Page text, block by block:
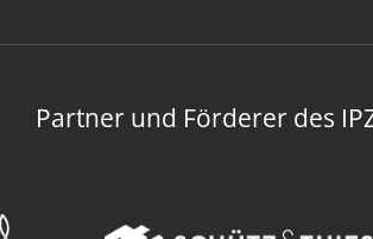
Partner und Förderer des